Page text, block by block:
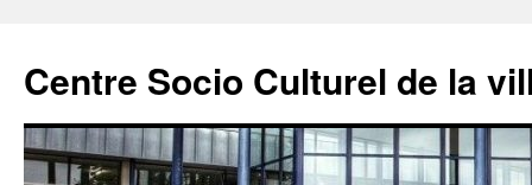
contenu
Centre Socio Culturel de la